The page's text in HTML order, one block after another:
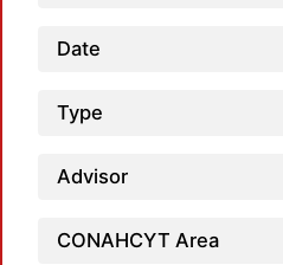
Date
Type
Advisor
CONAHCYT Area